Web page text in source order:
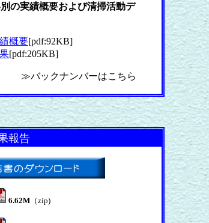
の実績概要および清掃活動デ
概要[pdf:92KB]
[pdf:205KB]
≫バックナンバーはこちら
報告
6.62M （zip)